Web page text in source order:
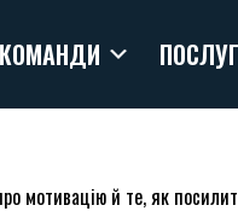
КОМАНДИ
мотивацію й те, як